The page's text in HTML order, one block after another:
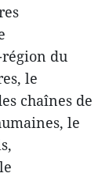
du
le
chaînes de
le